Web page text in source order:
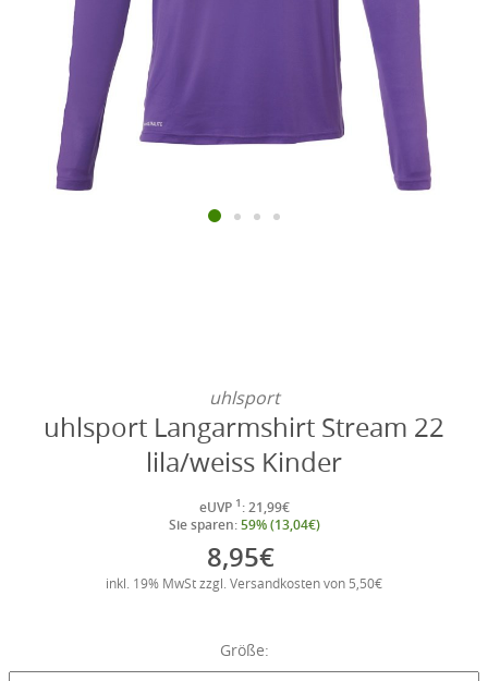
uhlsport
uhlsport Langarmshirt Stream 22
lila/weiss Kinder
eUVP 1 : 21,99€
Sie sparen:59% (13,04€)
8,95€
inkl. 19% MwSt zzgl. Versandkosten von 5,50€
Größe: